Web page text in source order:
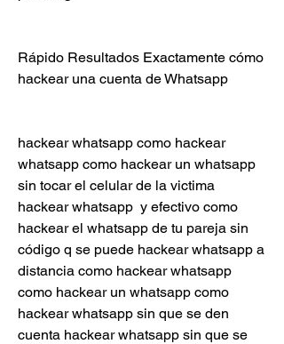
Rápido Resultados Exactamente cómo
hackear una cuenta de Whatsapp
hackear whatsapp como hackear
whatsapp como hackear un whatsapp
sin tocar el celular de la victima
hackear whatsapp  y efectivo como
hackear el whatsapp de tu pareja sin
código q se puede hackear whatsapp a
distancia como hackear whatsapp
como hackear un whatsapp como
hackear whatsapp sin que se den
cuenta hackear whatsapp sin que se